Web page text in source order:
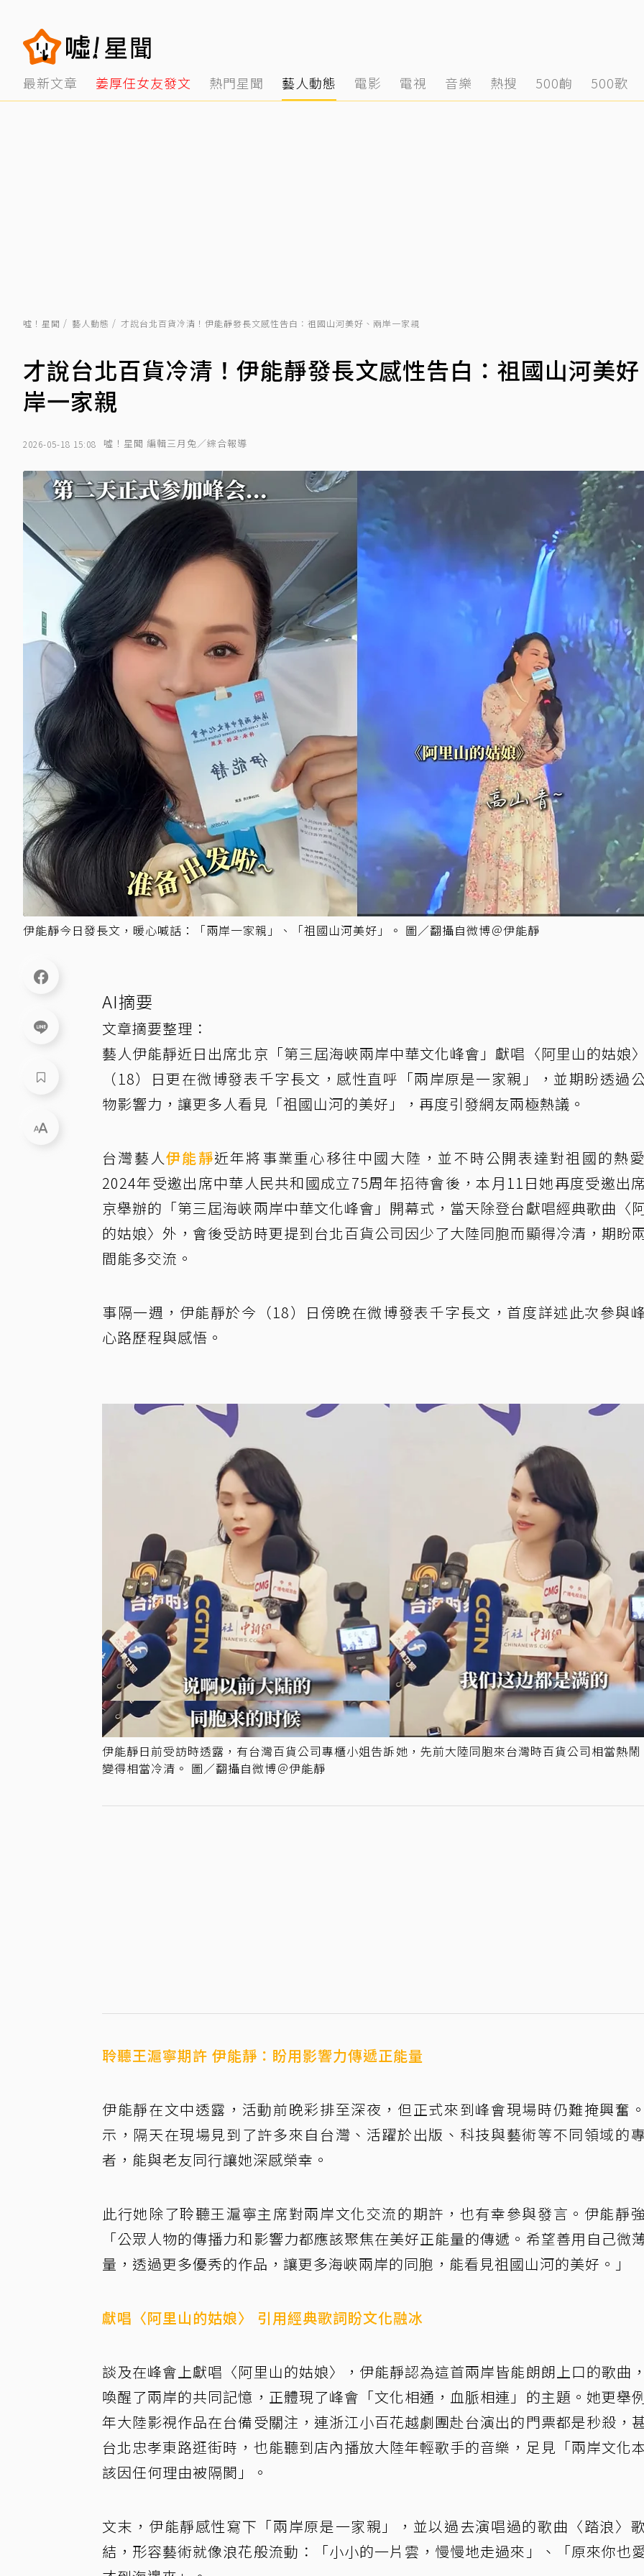
最新文章 姜厚任女友發文 熱門星聞 藝人動態 電影 電視 音樂 熱搜 500齣 500歌
噓！星聞 藝人動態 才說台北百貨冷清！伊能靜發長文感性告白：祖國山河美好、兩岸一家親
才說台北百貨冷清！伊能靜發長文感性告白：祖國山河美
岸一家親
2026-05-18 15:08 噓！星聞 編輯三月兔／綜合報導
伊能靜今日發長文，暖心喊話：「兩岸一家親」、「祖國山河美好」。 圖／翻攝自微博＠伊能靜
AI摘要
文章摘要整理：
藝人伊能靜近日出席北京「第三屆海峽兩岸中華文化峰會」獻唱〈阿里山的姑娘
（18）日更在微博發表千字長文，感性直呼「兩岸原是一家親」，並期盼透過
物影響力，讓更多人看見「祖國山河的美好」，再度引發網友兩極熱議。
台灣藝人伊能靜近年將事業重心移往中國大陸，並不時公開表達對祖國的熱
2024年受邀出席中華人民共和國成立75周年招待會後，本月11日她再度受邀出
京舉辦的「第三屆海峽兩岸中華文化峰會」開幕式，當天除登台獻唱經典歌曲〈
的姑娘〉外，會後受訪時更提到台北百貨公司因少了大陸同胞而顯得冷清，期盼
間能多交流。
事隔一週，伊能靜於今（18）日傍晚在微博發表千字長文，首度詳述此次參與
心路歷程與感悟。
伊能靜日前受訪時透露，有台灣百貨公司專櫃小姐告訴她，先前大陸同胞來台灣時百貨公司相當熱
變得相當冷清。 圖／翻攝自微博＠伊能靜
聆聽王滬寧期許 伊能靜：盼用影響力傳遞正能量
伊能靜在文中透露，活動前晚彩排至深夜，但正式來到峰會現場時仍難掩興奮
示，隔天在現場見到了許多來自台灣、活躍於出版、科技與藝術等不同領域的
者，能與老友同行讓她深感榮幸。
此行她除了聆聽王滬寧主席對兩岸文化交流的期許，也有幸參與發言。伊能靜
「公眾人物的傳播力和影響力都應該聚焦在美好正能量的傳遞。希望善用自己微
量，透過更多優秀的作品，讓更多海峽兩岸的同胞，能看見祖國山河的美好。」
獻唱〈阿里山的姑娘〉 引用經典歌詞盼文化融冰
談及在峰會上獻唱〈阿里山的姑娘〉，伊能靜認為這首兩岸皆能朗朗上口的歌曲
喚醒了兩岸的共同記憶，正體現了峰會「文化相通，血脈相連」的主題。她更舉
年大陸影視作品在台備受關注，連浙江小百花越劇團赴台演出的門票都是秒殺，
台北忠孝東路逛街時，也能聽到店內播放大陸年輕歌手的音樂，足見「兩岸文化
該因任何理由被隔閡」。
文末，伊能靜感性寫下「兩岸原是一家親」，並以過去演唱過的歌曲〈踏浪〉
結，形容藝術就像浪花般流動：「小小的一片雲，慢慢地走過來」、「原來你也